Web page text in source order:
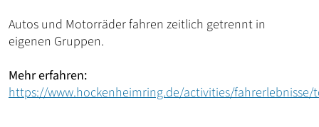
Autos und Motorräder fahren zeitlich getrennt in
eigenen Gruppen.
Mehr erfahren:
https://www.hockenheimring.de/activities/